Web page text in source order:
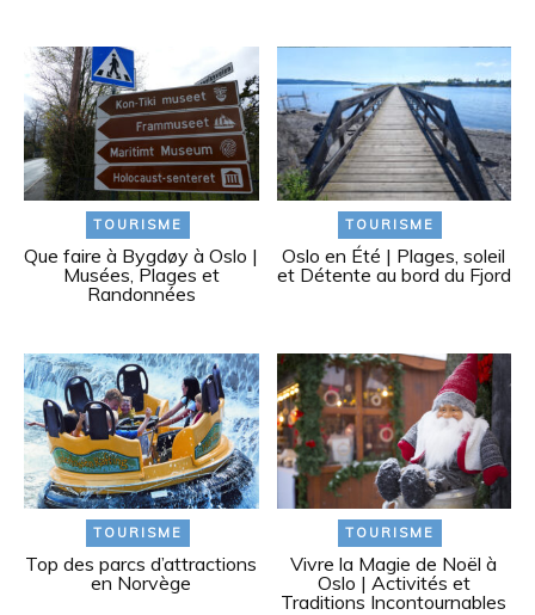
TOURISME
Que faire à Bygdøy à Oslo |
Musées, Plages et
Randonnées
TOURISME
Oslo en Été | Plages, soleil
et Détente au bord du Fjord
TOURISME
Top des parcs d’attractions
en Norvège
TOURISME
Vivre la Magie de Noël à
Oslo | Activités et
Traditions Incontournables